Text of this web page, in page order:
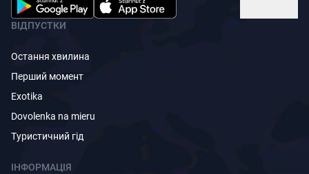
ВІДПУСТКИ
Остання хвилина
Перший момент
Exotika
Dovolenka na mieru
Туристичний гід
ІНФОРМАЦІЯ